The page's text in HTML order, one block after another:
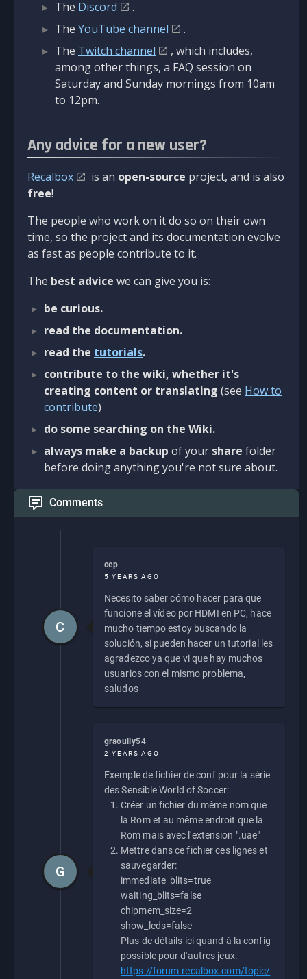
The Discord
.
The YouTube channel
.
The Twitch channel
, which includes,
among other things, a FAQ session on
Saturday and Sunday mornings from 10am
to 12pm.
Any advice for a new user?
Recalbox is an open-source project, and is also
free!
The people who work on it do so on their own
time, so the project and its documentation evolve
as fast as people contribute to it.
The best advice we can give you is:
be curious.
read the documentation.
read the tutorials.
contribute to the wiki, whether it's
creating content or translating (see How to
contribute)
do some searching on the Wiki.
always make a backup of your share folder
before doing anything you're not sure about.
Comments
cep
5 YEARS AGO
Necesito saber cómo hacer para que
funcione el vídeo por HDMI en PC, hace
mucho tiempo estoy buscando la
solución, si pueden hacer un tutorial les
agradezco ya que vi que hay muchos
usuarios con el mismo problema,
saludos
C
graoully54
2 YEARS AGO
Exemple de fichier de conf pour la série
des Sensible World of Soccer:
Créer un fichier du même nom que
la Rom et au même endroit que la
Rom mais avec l'extension ".uae"
Mettre dans ce fichier ces lignes et
sauvegarder:
immediate_blits=true
waiting_blits=false
chipmem_size=2
show_leds=false
Plus de détails ici quand à la config
possible pour d'autres jeux:
https://forum.recalbox.com/topic/
G